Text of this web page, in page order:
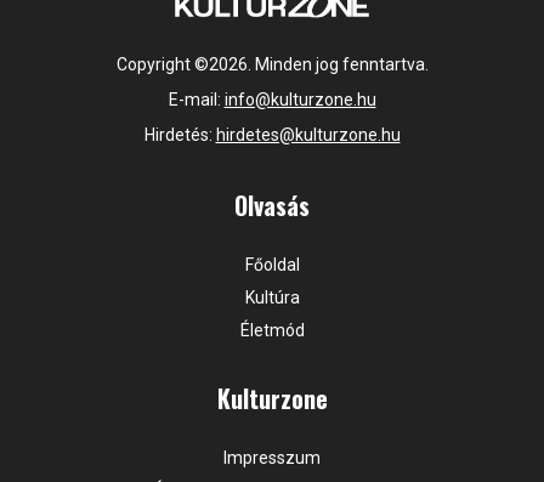
Copyright ©2026. Minden jog fenntartva.
E-mail: info@kulturzone.hu
Hirdetés: hirdetes@kulturzone.hu
Olvasás
Főoldal
Kultúra
Életmód
Kulturzone
Impresszum